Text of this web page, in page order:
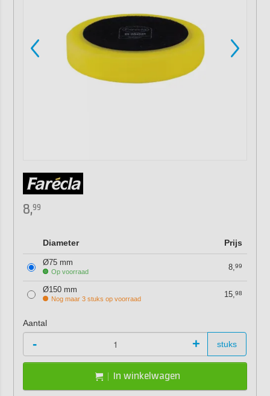
8,99
Diameter Prijs
Ø75 mm
Op voorraad 8,99
Ø150 mm
Nog maar 3 stuks op voorraad 15,98
Aantal
- + stuks
In winkelwagen